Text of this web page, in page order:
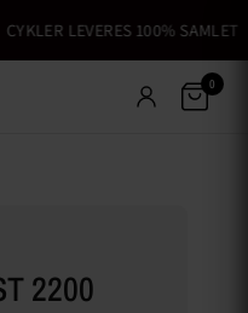
LEVERES 100% SAMLET
0
2200